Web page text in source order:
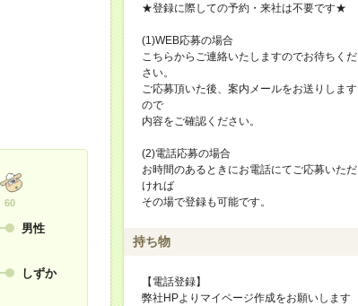
60
男性
しずか
★登録に際しての予約・来社は不要です★
(1)WEB応募の場合
こちらからご連絡いたしますのでお待ちくだ
さい。
ご応募頂いた後、案内メールをお送りします
ので
内容をご確認ください。
(2)電話応募の場合
お時間のあるときにお電話にてご応募いただ
ければ
その場で登録も可能です。
持ち物
【電話登録】
弊社HPよりマイページ作成をお願いします